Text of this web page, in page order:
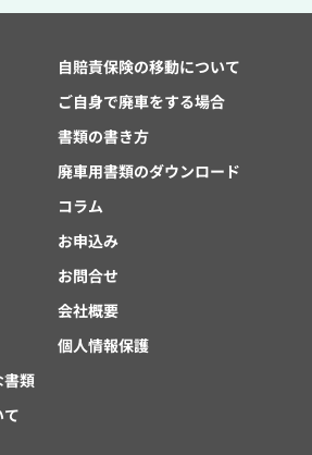
書類
自賠責保険の移動について
ご自身で廃車をする場合
書類の書き方
廃車用書類のダウンロード
コラム
お申込み
お問合せ
会社概要
個人情報保護